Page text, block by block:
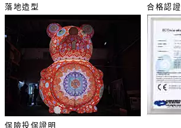
落地造型 合格認證
保險投保證明